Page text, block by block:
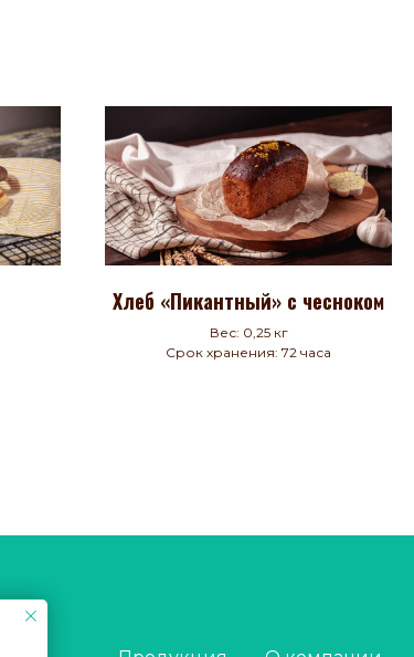
Хлеб «Пикантный» с чесноком
Вес: 0,25 кг
Срок хранения: 72 часа